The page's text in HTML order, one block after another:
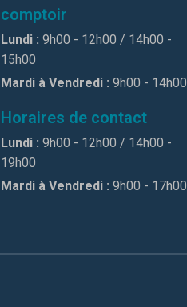
comptoir
Lundi : 9h00 - 12h00 / 14h00 -
15h00
Mardi à Vendredi : 9h00 - 14h00
Horaires de contact
Lundi : 9h00 - 12h00 / 14h00 -
19h00
Mardi à Vendredi : 9h00 - 17h00